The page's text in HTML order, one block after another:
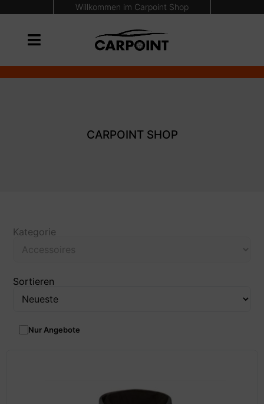
Willkommen im Carpoint Shop
CARPOINT SHOP
Kategorie
Sortieren
Nur Angebote